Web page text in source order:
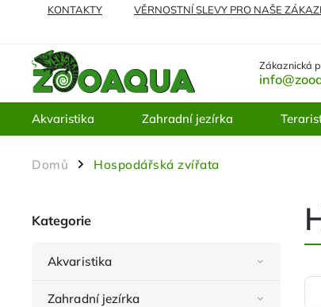
KONTAKTY VĚRNOSTNÍ SLEVY PRO NAŠE
Zákaznická
Akvaristika Zahradní jezírka
Domů / Hospodářská zvířata
Kategorie
Akvaristika
Zahradní jezírka